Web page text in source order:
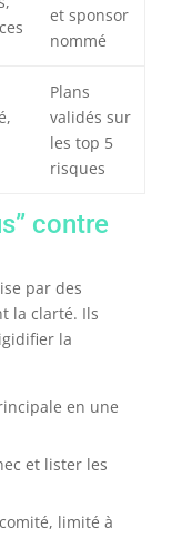
et sponsor
nommé
Plans
validés sur
les top 5
risques
contre
par des
la clarté. Ils
la
en une
et lister les
limité à